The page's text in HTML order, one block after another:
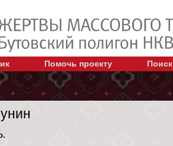
Помочь проекту Поиск